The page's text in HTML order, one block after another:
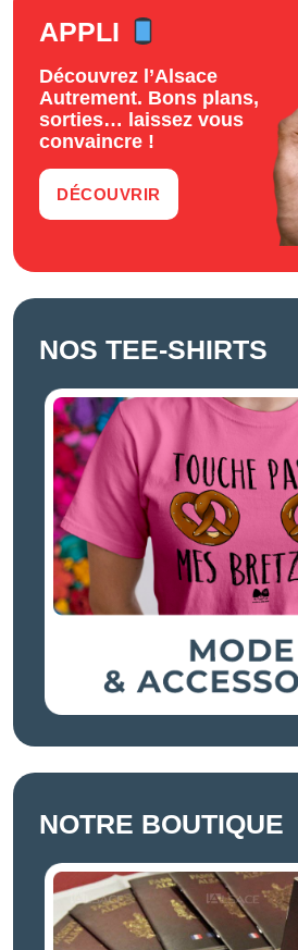
APPLI
Découvrez l’Alsace
Autrement. Bons plans,
sorties… laissez vous
convaincre !
DÉCOUVRIR
NOS TEE-SHIRTS
NOTRE BOUTIQUE